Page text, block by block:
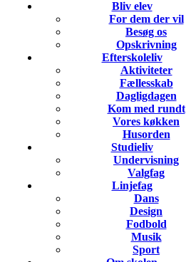
Bliv elev
For dem der vil
Besøg os
Opskrivning
Efterskoleliv
Aktiviteter
Fællesskab
Dagligdagen
Kom med rundt
Vores køkken
Husorden
Studieliv
Undervisning
Valgfag
Linjefag
Dans
Design
Fodbold
Musik
Sport